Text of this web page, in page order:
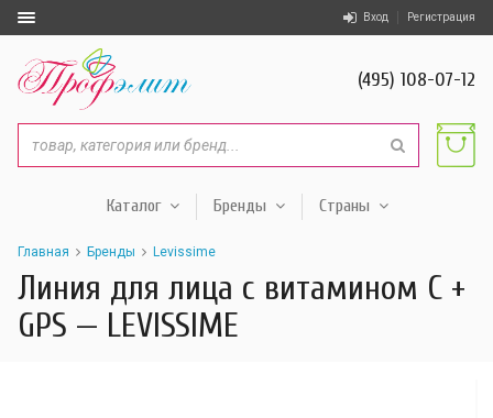
Вход Регистрация
(495) 108-07-12
Каталог Бренды Страны
Главная Бренды Levissime
Линия для лица с витамином С +
GPS — LEVISSIME